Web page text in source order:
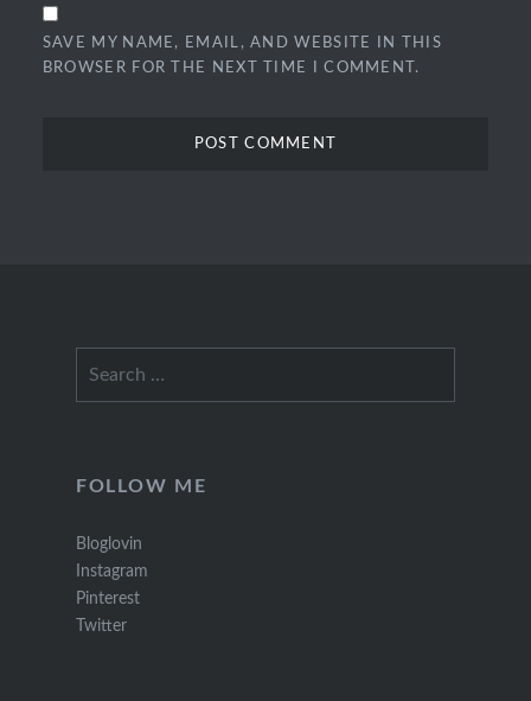
SAVE MY NAME, EMAIL, AND WEBSITE IN THIS
BROWSER FOR THE NEXT TIME I COMMENT.
FOLLOW ME
Bloglovin
Instagram
Pinterest
Twitter